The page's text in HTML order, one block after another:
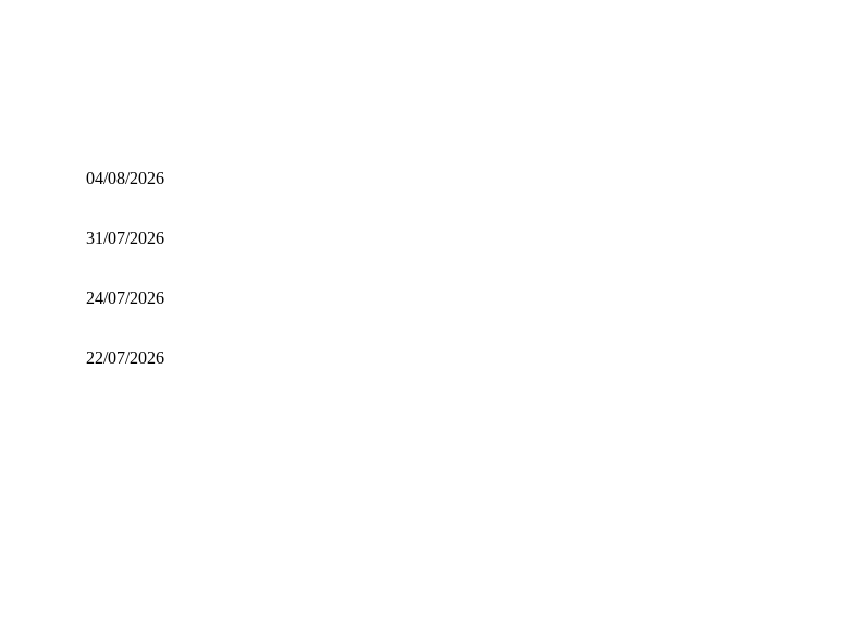
04/08/2026
31/07/2026
24/07/2026
22/07/2026